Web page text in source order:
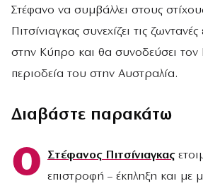
Στέφανο να συμβάλλει στους
Πιτσίνιαγκας συνεχίζει τις
στην Κύπρο και θα συνοδεύσει
περιοδεία του στην Αυστραλία.
Διαβάστε παρακάτω
Ο Στέφανος Πιτσίνιαγκας
επιστροφή – έκπληξη και με